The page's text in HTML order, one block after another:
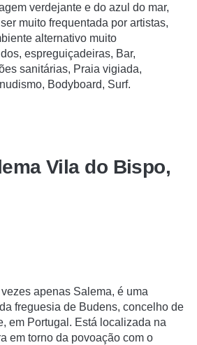
verdejante e do azul do mar,
muito frequentada por artistas,
alternativo muito
espreguiçadeiras, Bar,
sanitárias, Praia vigiada,
Bodyboard, Surf.
Vila do Bispo,
apenas Salema, é uma
freguesia de Budens, concelho de
em Portugal. Está localizada na
em torno da povoação com o